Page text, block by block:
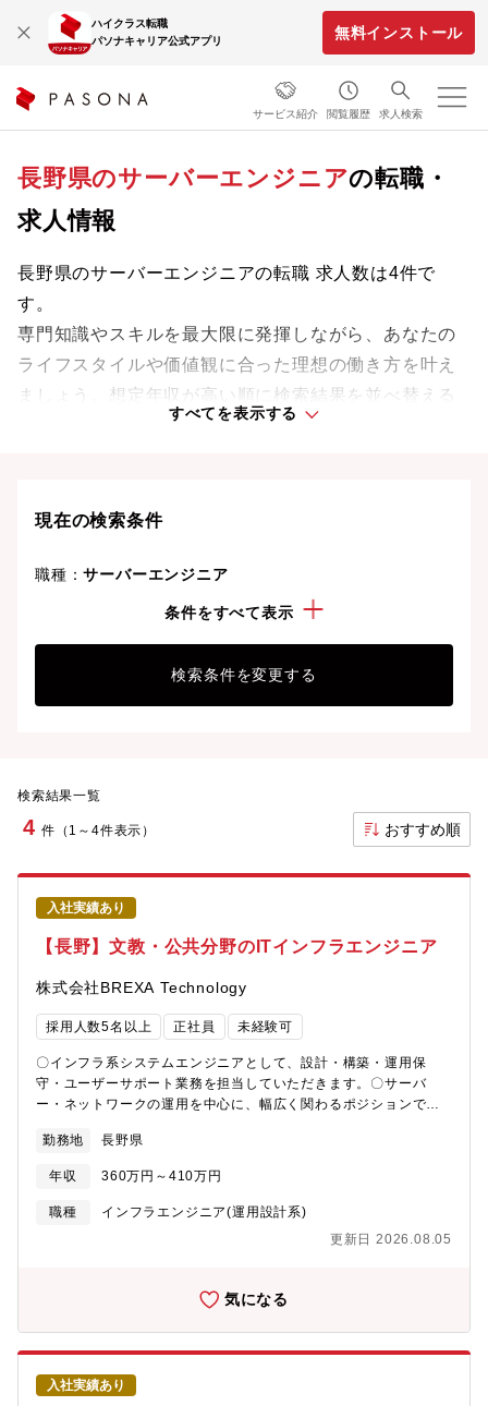
ハイクラス転職
パソナキャリア公式アプリ
無料インストール
サービス紹介 閲覧履歴 求人検索
長野県のサーバーエンジニアの転職・
求人情報
長野県のサーバーエンジニアの転職 求人数は4件で
す。
専門知識やスキルを最大限に発揮しながら、あなたの
ライフスタイルや価値観に合った理想の働き方を叶え
ましょう。想定年収が高い順に検索結果を並べ替える
すべてを表示する
現在の検索条件
職種：サーバーエンジニア
条件をすべて表示
検索条件を変更する
検索結果一覧
4 件（1～4件表示） おすすめ順
入社実績あり
【長野】文教・公共分野のITインフラエンジニア
株式会社BREXA Technology
採用人数5名以上 正社員 未経験可
〇インフラ系システムエンジニアとして、設計・構築・運用保
守・ユーザーサポート業務を担当していただきます。〇サーバ
ー・ネットワークの運用を中心に、幅広く関わるポジションで
野のITインフラにおける設計・構築・運用保守・ユーザーサポー
ト業務です。教育機関や公共分野のインフラを支えることで、社
会基盤の安定運用に貢献できる重要な役割を担っていただきま
す。【業務内容】■インフラ運用・保守・文教／公共向けITインフ
理・定期点検、ログ確認、バックアップ対応・システム改善や運
バーの運用管理・Active Directory（AD）のユーザー／権限管
理・DNS、DHCPなどのネットワークサービス運用・サーバート
ラブル時の調査および復旧対応■ネットワーク運用・ネットワーク
障害の一次切り分け対応・設定変更の補助および機器設定サポー
ト・通信状況の監視および不具合対応■PCキッティング・展開・
PCの初期設定（キッティング）およびマスター作成・端末の展開
勤務地 長野県
年収 360万円～410万円
職種
インフラエンジニア(運用設計系)
更新日 2026.08.05
気になる
入社実績あり